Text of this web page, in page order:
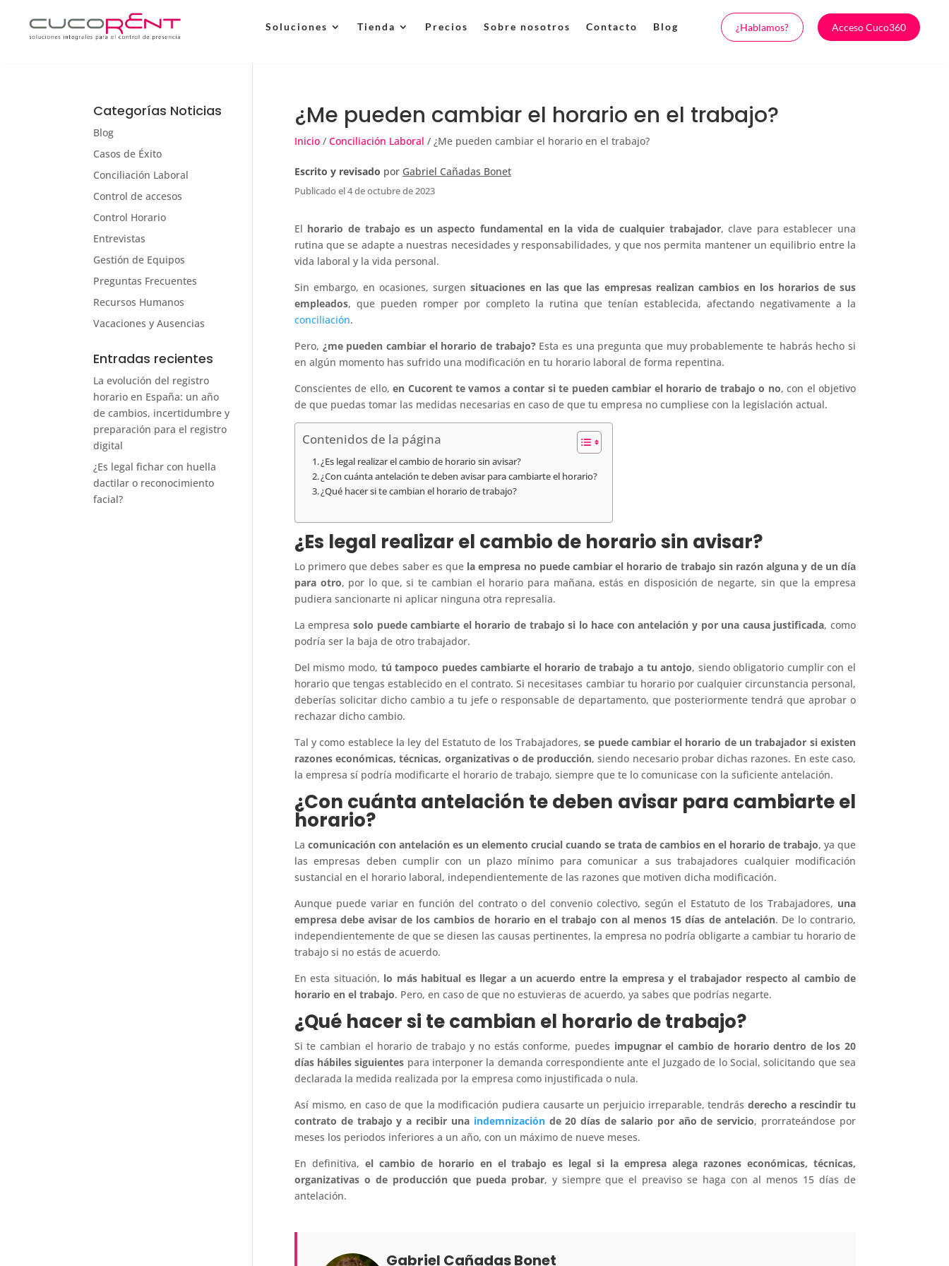
Soluciones Tienda Precios Sobre nosotros Contacto Blog ¿Hablamos? Acceso Cuco360
¿Me pueden cambiar el horario en el trabajo?
Inicio/ Conciliación Laboral / ¿Me pueden cambiar el horario en el trabajo?
Escrito y revisado por Gabriel Cañadas Bonet
Publicado el 4 de octubre de 2023
El horario de trabajo es un aspecto fundamental en la vida de cualquier trabajador, clave para establecer una
rutina que se adapte a nuestras necesidades y responsabilidades, y que nos permita mantener un equilibrio entre la
vida laboral y la vida personal.
Sin embargo, en ocasiones, surgensituaciones en las que las empresas realizan cambios en los horarios de sus
empleados, que pueden romper por completo la rutina que tenían establecida, afectando negativamente a la
conciliación.
Pero, ¿me pueden cambiar el horario de trabajo?Esta es una pregunta que muy probablemente te habrás hecho si
en algún momento has sufrido una modificación en tu horario laboral de forma repentina.
Conscientes de ello,en Cucorent te vamos a contar si te pueden cambiar el horario de trabajo o no, con el objetivo
de que puedas tomar las medidas necesarias en caso de que tu empresa no cumpliese con la legislación actual.
Contenidos de la página
¿Es legal realizar el cambio de horario sin avisar?
¿Con cuánta antelación te deben avisar para cambiarte el horario?
¿Qué hacer si te cambian el horario de trabajo?
¿Es legal realizar el cambio de horario sin avisar?
Lo primero que debes saber es que la empresa no puede cambiar el horario de trabajo sin razón alguna y de un día
para otro, por lo que, si te cambian el horario para mañana, estás en disposición de negarte, sin que la empresa
pudiera sancionarte ni aplicar ninguna otra represalia.
La empresasolo puede cambiarte el horario de trabajo si lo hace con antelación y por una causa justificada, como
podría ser la baja de otro trabajador.
Del mismo modo, tú tampoco puedes cambiarte el horario de trabajo a tu antojo, siendo obligatorio cumplir con el
horario que tengas establecido en el contrato. Si necesitases cambiar tu horario por cualquier circunstancia personal,
deberías solicitar dicho cambio a tu jefe o responsable de departamento, que posteriormente tendrá que aprobar o
rechazar dicho cambio.
Tal y como establece la ley del Estatuto de los Trabajadores,se puede cambiar el horario de un trabajador si existen
razones económicas, técnicas, organizativas o de producción, siendo necesario probar dichas razones. En este caso,
la empresa sí podría modificarte el horario de trabajo, siempre que te lo comunicase con la suficiente antelación.
¿Con cuánta antelación te deben avisar para cambiarte el
horario?
La comunicación con antelación es un elemento crucial cuando se trata de cambios en el horario de trabajo, ya que
las empresas deben cumplir con un plazo mínimo para comunicar a sus trabajadores cualquier modificación
sustancial en el horario laboral, independientemente de las razones que motiven dicha modificación.
Aunque puede variar en función del contrato o del convenio colectivo, según el Estatuto de los Trabajadores, una
empresa debe avisar de los cambios de horario en el trabajo con al menos 15 días de antelación. De lo contrario,
independientemente de que se diesen las causas pertinentes, la empresa no podría obligarte a cambiar tu horario de
trabajo si no estás de acuerdo.
En esta situación, lo más habitual es llegar a un acuerdo entre la empresa y el trabajador respecto al cambio de
horario en el trabajo. Pero, en caso de que no estuvieras de acuerdo, ya sabes que podrías negarte.
¿Qué hacer si te cambian el horario de trabajo?
Si te cambian el horario de trabajo y no estás conforme, puedes impugnar el cambio de horario dentro de los 20
días hábiles siguientes para interponer la demanda correspondiente ante el Juzgado de lo Social, solicitando que sea
declarada la medida realizada por la empresa como injustificada o nula.
Así mismo, en caso de que la modificación pudiera causarte un perjuicio irreparable, tendrásderecho a rescindir tu
contrato de trabajo y a recibir una indemnizaciónde 20 días de salario por año de servicio, prorrateándose por
meses los periodos inferiores a un año, con un máximo de nueve meses.
En definitiva, el cambio de horario en el trabajo es legal si la empresa alega razones económicas, técnicas,
organizativas o de producción que pueda probar, y siempre que el preaviso se haga con al menos 15 días de
antelación.
Gabriel Cañadas Bonet
Categorías Noticias
Blog
Casos de Éxito
Conciliación Laboral
Control de accesos
Control Horario
Entrevistas
Gestión de Equipos
Preguntas Frecuentes
Recursos Humanos
Vacaciones y Ausencias
Entradas recientes
La evolución del registro
horario en España: un año
de cambios, incertidumbre y
preparación para el registro
digital
¿Es legal fichar con huella
dactilar o reconocimiento
facial?